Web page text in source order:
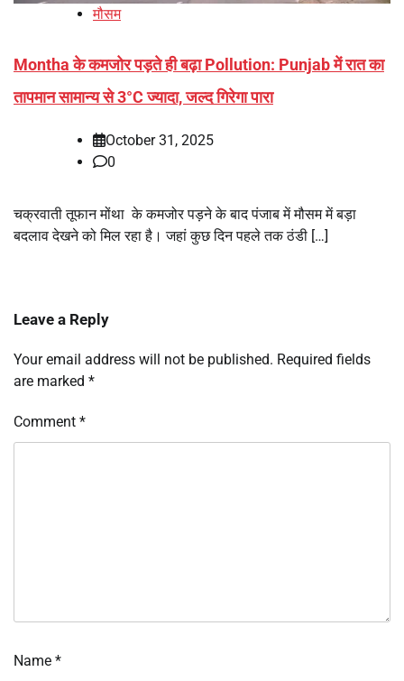
मौसम
Montha के कमजोर पड़ते ही बढ़ा Pollution: Punjab में रात का
तापमान सामान्य से 3°C ज्यादा, जल्द गिरेगा पारा
October 31, 2025
0
चक्रवाती तूफान मोंथा के कमजोर पड़ने के बाद पंजाब में मौसम में बड़ा
बदलाव देखने को मिल रहा है। जहां कुछ दिन पहले तक ठंडी […]
Leave a Reply
Your email address will not be published. Required fields
are marked *
Comment *
Name *